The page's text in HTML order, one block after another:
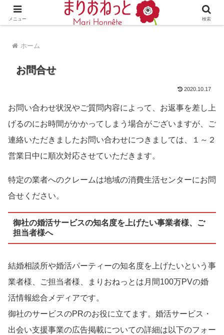
婚活や出会いの体験談・評判・秘訣がわかる情報サイト
ホーム
お問合せ
2020.10.17
お問い合わせ状況やご質問内容によって、お返事を差し上
げるのにお時間がかかってしまう場合がございますが、ご
連絡いただきましたお問い合わせにつきましては、１～２
営業日中に順次対応させていただきます。
特定の業者へのクレームは地域の消費生活センターにお問
合せください。
御社の婚活サービスの知名度を上げたい事業者様、ご
担当者様へ
結婚相談所や婚活パーティーの知名度を上げたいという事
業者様、ご担当者様、まりおねっとは月間100万PVの婚
活情報総合メディアです。
御社のサービスのPRのお役に立てます。婚活サービス・
出会い支援事業の広告掲載についての詳細は以下のフォー
メニュー 検索